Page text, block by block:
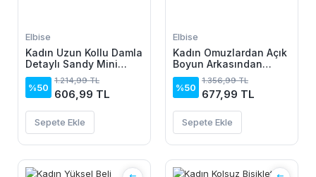
Elbise
Kadın Uzun Kollu Damla
Detaylı Sandy Mini
Elbise
%50
1.214,99 TL
606,99 TL
Sepete Ekle
Elbise
Kadın Omuzlardan Açık
Boyun Arkasından
Bağcıklı Beli Lastikli
Kısa Süprem Elbise
%50
1.356,99 TL
677,99 TL
Sepete Ekle